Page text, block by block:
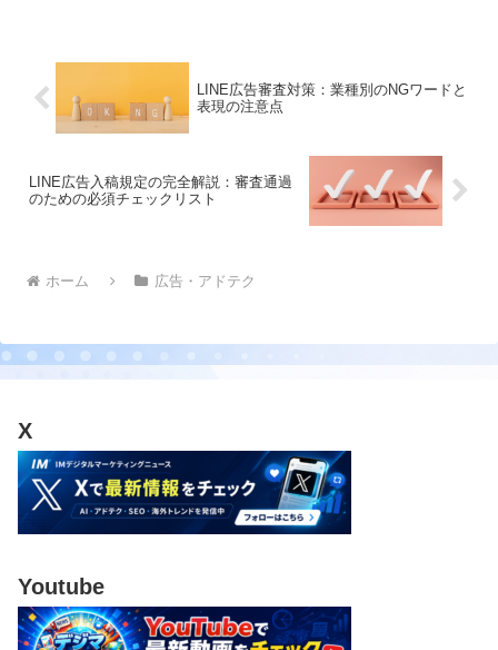
LINE広告審査対策：業種別のNGワードと
表現の注意点
LINE広告入稿規定の完全解説：審査通過
のための必須チェックリスト
ホーム 広告・アドテク
X
Youtube